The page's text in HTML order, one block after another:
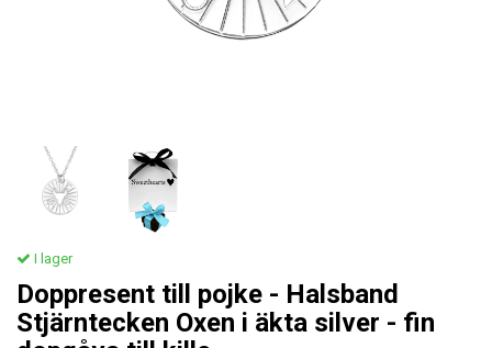
I lager
Doppresent till pojke - Halsband
Stjärntecken Oxen i äkta silver - fin